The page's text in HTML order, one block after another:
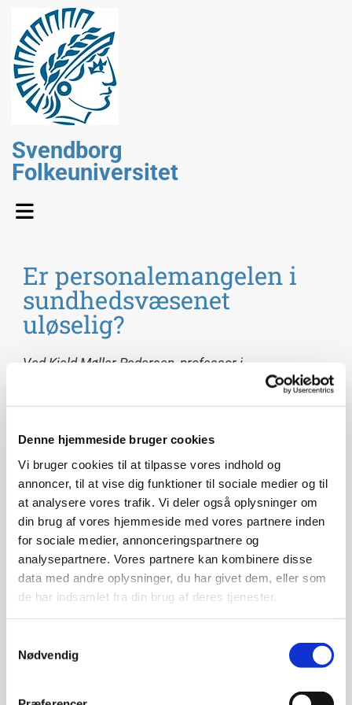
Denne hjemmeside bruger cookies
Vi bruger cookies til at tilpasse vores indhold og
annoncer, til at vise dig funktioner til sociale medier og til
at analysere vores trafik. Vi deler også oplysninger om
din brug af vores hjemmeside med vores partnere inden
for sociale medier, annonceringspartnere og
analysepartnere. Vores partnere kan kombinere disse
data med andre oplysninger, du har givet dem, eller som
de har indsamlet fra din brug af deres tjenester.
Nødvendig
Svendborg
Folkeuniversitet
Er personalemangelen i
sundhedsvæsenet
uløselig?
Ved Kjeld Møller Pedersen, professor i
Professionshøjskolen UCL, Klostervænget
4 (Sygeplejerskeuddannelsen).
Der har været personalemangel i sundhedsvæsenet
i mange år, men udfordringen efter coronaen er
større end nogensinde. Og der er også
personalemangel i det tilgrænsende ældreområde.
Politikere og fagfolk leder febrilske efter løsninger -